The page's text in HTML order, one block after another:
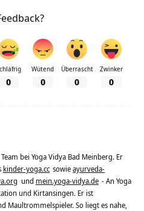
0
Wütend
0
Überrascht
0
Zwinker
0
bei Yoga Vidya Bad Meinberg. Er
kinder-yoga.cc sowieayurveda-
und mein.yoga-vidya.de - An Yoga
und Kirtansingen. Er ist
Maultrommelspieler. So liegt es nahe,